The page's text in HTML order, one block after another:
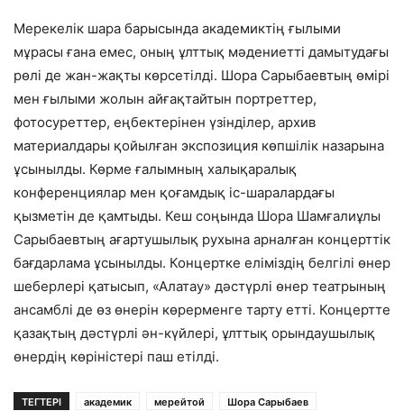
Мерекелік шара барысында академиктің ғылыми
мұрасы ғана емес, оның ұлттық мәдениетті дамытудағы
рөлі де жан-жақты көрсетілді. Шора Сарыбаевтың өмірі
мен ғылыми жолын айғақтайтын портреттер,
фотосуреттер, еңбектерінен үзінділер, архив
материалдары қойылған экспозиция көпшілік назарына
ұсынылды. Көрме ғалымның халықаралық
конференциялар мен қоғамдық іс-шаралардағы
қызметін де қамтыды. Кеш соңында Шора Шамғалиұлы
Сарыбаевтың ағартушылық рухына арналған концерттік
бағдарлама ұсынылды. Концертке еліміздің белгілі өнер
шеберлері қатысып, «Алатау» дәстүрлі өнер театрының
ансамблі де өз өнерін көрерменге тарту етті. Концертте
қазақтың дәстүрлі ән-күйлері, ұлттық орындаушылық
өнердің көріністері паш етілді.
ТЕГТЕРІ академик мерейтой Шора Сарыбаев